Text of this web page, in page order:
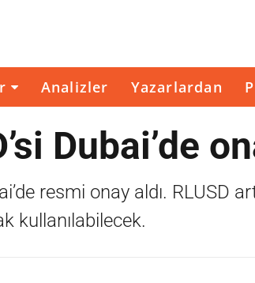
Analizler Yazarlardan
Dubai’de
resmi onay aldı. RLUSD
kullanılabilecek.